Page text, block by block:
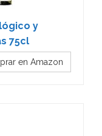
y
75cl
en Amazon